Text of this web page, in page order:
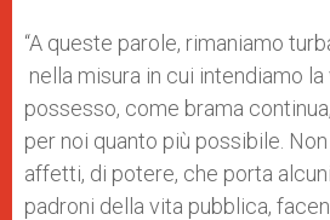
“A queste parole, rimaniamo
nella misura in cui intendiamo
possesso, come brama
per noi quanto più possibile.
affetti, di potere, che porta
padroni della vita pubblica,